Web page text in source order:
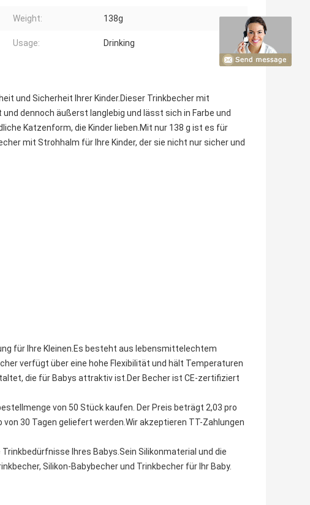
Weight: 138g
Usage: Drinking
und Sicherheit Ihrer Kinder.Dieser Trinkbecher mit
dennoch äußerst langlebig und lässt sich in Farbe und
Katzenform, die Kinder lieben.Mit nur 138 g ist es für
mit Strohhalm für Ihre Kinder, der sie nicht nur sicher und
für Ihre Kleinen.Es besteht aus lebensmittelechtem
verfügt über eine hohe Flexibilität und hält Temperaturen
die für Babys attraktiv ist.Der Becher ist CE-zertifiziert
von 50 Stück kaufen. Der Preis beträgt 2,03 pro
30 Tagen geliefert werden.Wir akzeptieren TT-Zahlungen
Ihres Babys.Sein Silikonmaterial und die
Silikon-Babybecher und Trinkbecher für Ihr Baby.